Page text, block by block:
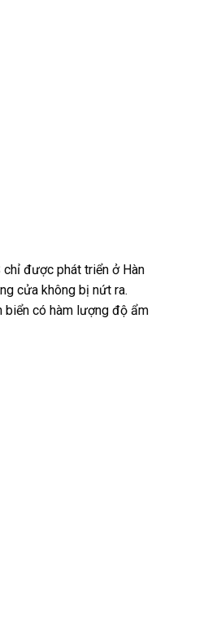
chỉ được phát triển ở Hàn
cửa không bị nứt ra.
biển có hàm lượng độ ẩm